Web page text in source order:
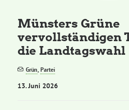
Münsters Grüne
vervollständigen
die Landtagswahl
Grün,Partei
13. Juni 2026